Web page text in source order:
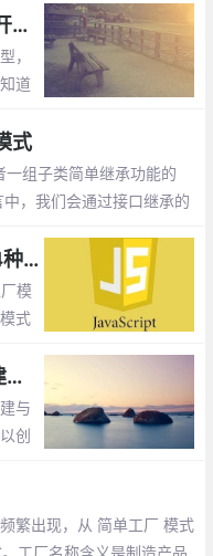
前端设计模式：从js原始模式开始，去理解Js工厂模式和构造函数模式
，
道
码
式
组子类简单继承功能的
，我们会通过接口继承的
前端四种设计模式_JS常见的4种模式
模
式
JavaScript设计模式_js实现建造者模式
与
创
品
繁出现，从 简单工厂 模式
工厂名称含义是制造产品